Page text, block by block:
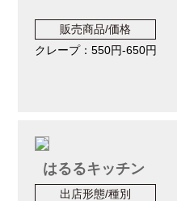
販売商品/価格
クレープ：550円-650円
はるるキッチン
出店形態/種別